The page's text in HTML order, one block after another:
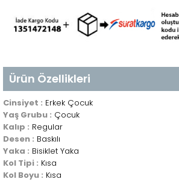
Ürün Özellikleri
Cinsiyet : Erkek Çocuk
Yaş Grubu : Çocuk
Kalıp : Regular
Desen : Baskılı
Yaka : Bisiklet Yaka
Kol Tipi : Kısa
Kol Boyu : Kısa